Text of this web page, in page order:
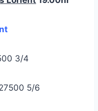
3/4
5/6